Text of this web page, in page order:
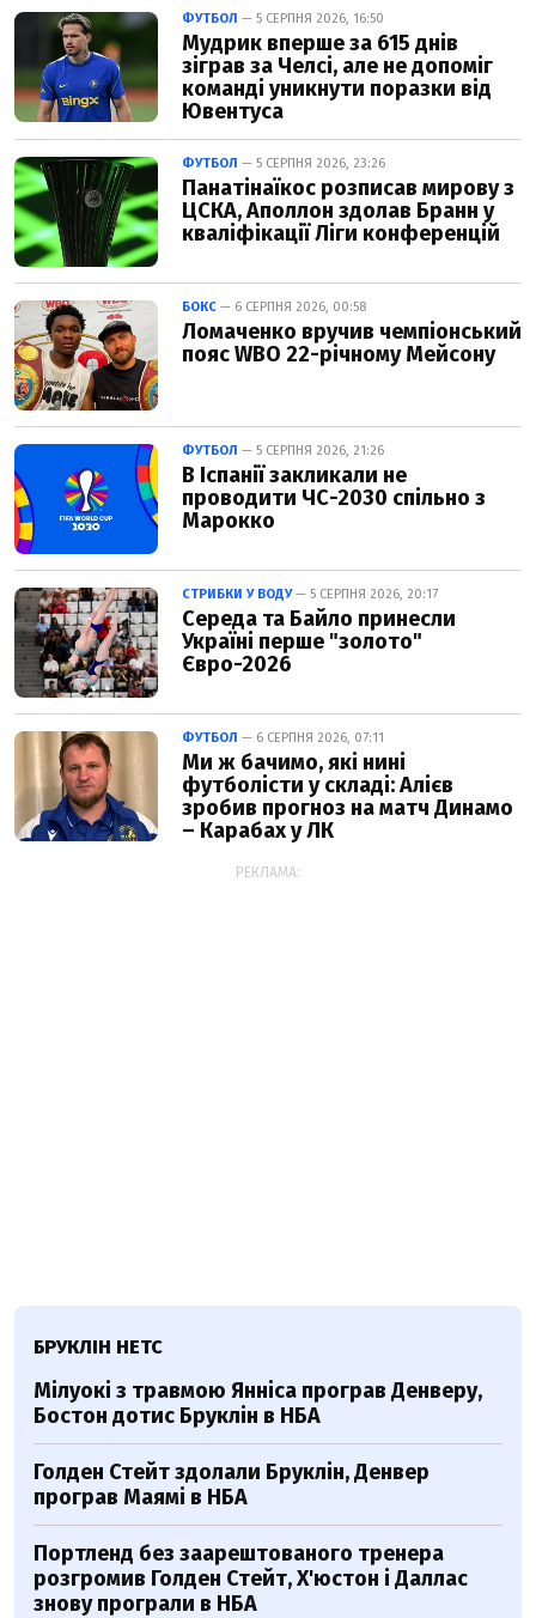
ФУТБОЛ — 5 СЕРПНЯ 2026, 16:50
Мудрик вперше за 615 днів
зіграв за Челсі, але не допоміг
команді уникнути поразки від
Ювентуса
ФУТБОЛ — 5 СЕРПНЯ 2026, 23:26
Панатінаїкос розписав мирову з
ЦСКА, Аполлон здолав Бранн у
кваліфікації Ліги конференцій
БОКС — 6 СЕРПНЯ 2026, 00:58
Ломаченко вручив чемпіонський
пояс WBO 22-річному Мейсону
ФУТБОЛ — 5 СЕРПНЯ 2026, 21:26
В Іспанії закликали не
проводити ЧС-2030 спільно з
Марокко
СТРИБКИ У ВОДУ— 5 СЕРПНЯ 2026, 20:17
Середа та Байло принесли
Україні перше "золото"
Євро-2026
ФУТБОЛ — 6 СЕРПНЯ 2026, 07:11
Ми ж бачимо, які нині
футболісти у складі: Алієв
зробив прогноз на матч Динамо
– Карабах у ЛК
РЕКЛАМА:
БРУКЛІН НЕТС
Мілуокі з травмою Янніса програв Денверу,
Бостон дотис Бруклін в НБА
Голден Стейт здолали Бруклін, Денвер
програв Маямі в НБА
Портленд без заарештованого тренера
розгромив Голден Стейт, Х'юстон і Даллас
знову програли в НБА